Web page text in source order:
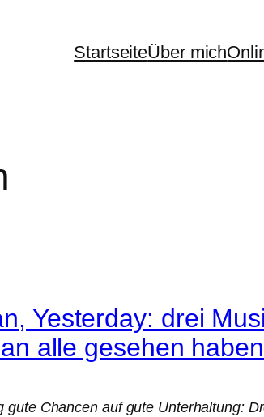
StartseiteÜber mich
Yesterday: drei
alle gesehen
Chancen auf gute Unterhaltung: